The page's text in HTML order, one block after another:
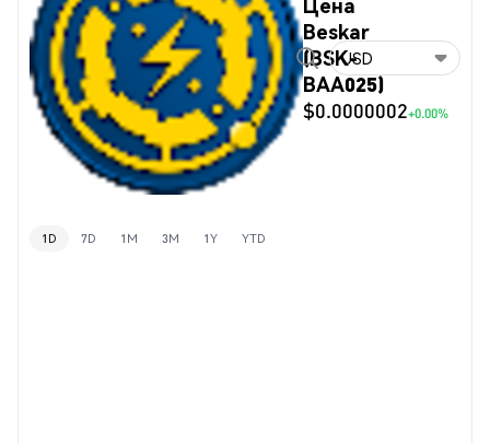
Beskar
(BSK-
BAA025)
$0.0000002+0.00%
USD
1D 7D 1M 3M 1Y YTD